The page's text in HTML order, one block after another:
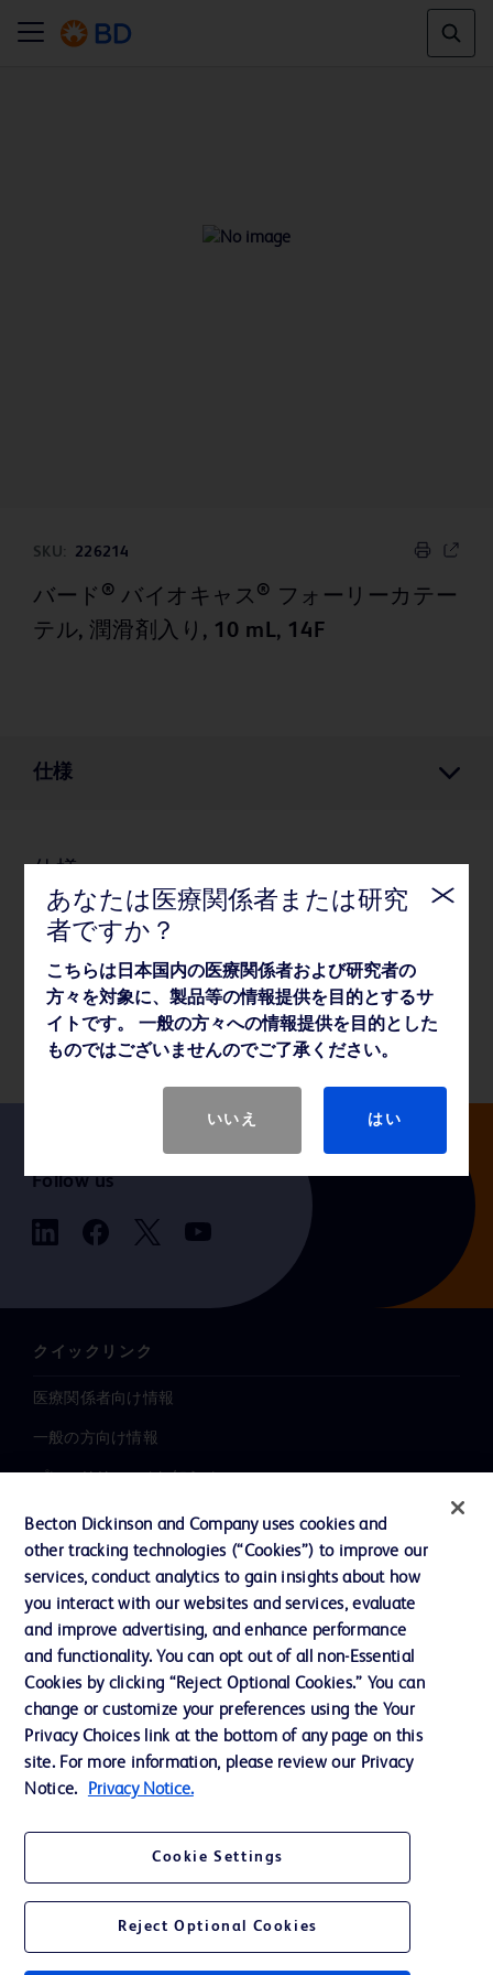
SKU: 226214
バード ® バイオキャス ®
フォーリーカテー
テル, 潤滑剤入り, 10 mL, 14F
仕様
仕様
薬事・その他情報
製品基本仕様
Follow us
クイックリンク
医療関係者向け情報
一般の方向け情報
プレスリリース / お知らせ
インクルージョン、ダイバー
シティ ＆ エクイティ
投資家向け情報（英語）
会社案内
お問い合わせ
Cookie Preferences
プライバシーポリシー
© 2026 BD. All rights reserved. BD and the BD Logo are trademarks of
あなたは医療関係者または研究
者ですか？
こちらは日本国内の医療関係者および研究者の
方々を対象に、製品等の情報提供を目的とするサ
イトです。 一般の方々への情報提供を目的とした
ものではございませんのでご了承ください。
いいえ はい
Becton Dickinson and Company uses cookies and
other tracking technologies (“Cookies”) to improve our
services, conduct analytics to gain insights about how
you interact with our websites and services, evaluate
and improve advertising, and enhance performance
and functionality. You can opt out of all non-Essential
Cookies by clicking “Reject Optional Cookies.” You can
change or customize your preferences using the Your
Privacy Choices link at the bottom of any page on this
site. For more information, please review our Privacy
Notice.
Privacy Notice.
Cookie Settings
Reject Optional Cookies